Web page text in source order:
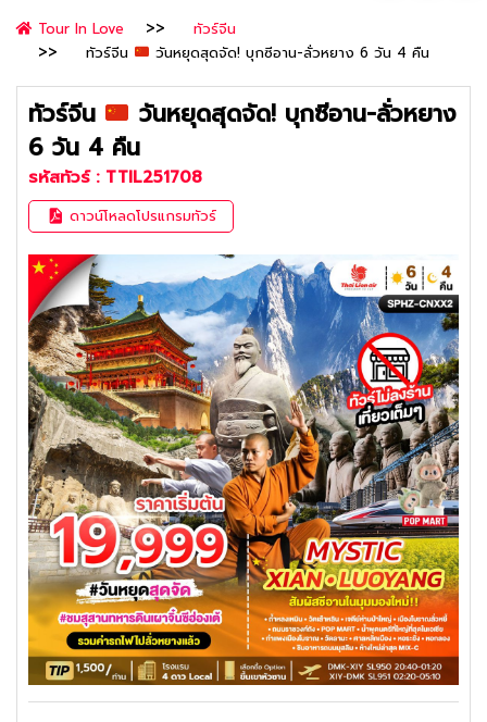
Tour In Love
ทัวร์จีน
ทัวร์จีน
วันหยุดสุดจัด! บุกซีอาน-ลั่วหยาง 6 วัน 4 คืน
ทัวร์จีน
วันหยุดสุดจัด! บุกซีอาน-ลั่วหยาง
6 วัน 4 คืน
รหัสทัวร์ : TTIL251708
ดาวน์โหลดโปรแกรมทัวร์